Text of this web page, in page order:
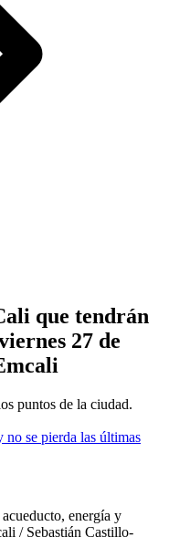
que tendrán
27 de
puntos de la ciudad.
se pierda las últimas
energía y
/ Sebastián Castillo-